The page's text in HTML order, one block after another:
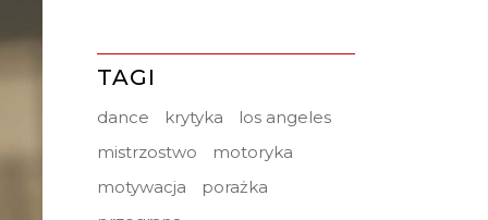
TAGI
dance krytyka
los angeles
mistrzostwo
motoryka
motywacja
porażka